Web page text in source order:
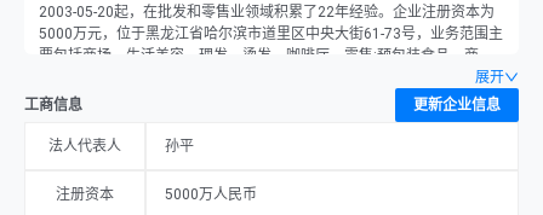
2003-05-20起，在批发和零售业领域积累了22年经验。企业注册资本为
5000万元，位于黑龙江省哈尔滨市道里区中央大街61-73号，业务范围主
要包括商场、生活美容、理发、烫发、咖啡厅。零售:预包装食品。商
场、生活美容、理发、烫发、咖啡厅。销售:预包装食品（含冷藏冷冻食
品）、散装食品（含冷藏冷冻食品）;热食类食品制售;糕点类食品制售;自
制饮品制售（许可证有效期至:2022年07月20日）;商业、休闲、娱乐广
场的投资建设及经营管理,市场设施租赁及维护,经销百货,展览展示服务,物
展开
工商信息
更新企业信息
法人代表人 孙平
注册资本 5000万人民币